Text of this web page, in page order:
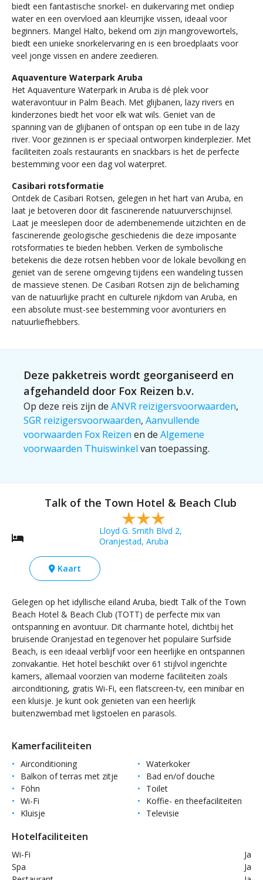
biedt een fantastische snorkel- en duikervaring met ondiep
water en een overvloed aan kleurrijke vissen, ideaal voor
beginners. Mangel Halto, bekend om zijn mangrovewortels,
biedt een unieke snorkelervaring en is een broedplaats voor
veel jonge vissen en andere zeedieren.
Aquaventure Waterpark Aruba
Het Aquaventure Waterpark in Aruba is dé plek voor
wateravontuur in Palm Beach. Met glijbanen, lazy rivers en
kinderzones biedt het voor elk wat wils. Geniet van de
spanning van de glijbanen of ontspan op een tube in de lazy
river. Voor gezinnen is er speciaal ontworpen kinderplezier. Met
faciliteiten zoals restaurants en snackbars is het de perfecte
bestemming voor een dag vol waterpret.
Casibari rotsformatie
Ontdek de Casibari Rotsen, gelegen in het hart van Aruba, en
laat je betoveren door dit fascinerende natuurverschijnsel.
Laat je meeslepen door de adembenemende uitzichten en de
fascinerende geologische geschiedenis die deze imposante
rotsformaties te bieden hebben. Verken de symbolische
betekenis die deze rotsen hebben voor de lokale bevolking en
geniet van de serene omgeving tijdens een wandeling tussen
de massieve stenen. De Casibari Rotsen zijn de belichaming
van de natuurlijke pracht en culturele rijkdom van Aruba, en
een absolute must-see bestemming voor avonturiers en
natuurliefhebbers.
Deze pakketreis wordt georganiseerd en
afgehandeld door Fox Reizen b.v.
Op deze reis zijn de ANVR reizigersvoorwaarden,
SGR reizigersvoorwaarden, Aanvullende
voorwaarden Fox Reizen en de Algemene
voorwaarden Thuiswinkel van toepassing.
Talk of the Town Hotel & Beach Club
Lloyd G. Smith Blvd 2,
Oranjestad, Aruba
Kaart
Gelegen op het idyllische eiland Aruba, biedt Talk of the Town
Beach Hotel & Beach Club (TOTT) de perfecte mix van
ontspanning en avontuur. Dit charmante hotel, dichtbij het
bruisende Oranjestad en tegenover het populaire Surfside
Beach, is een ideaal verblijf voor een heerlijke en ontspannen
zonvakantie. Het hotel beschikt over 61 stijlvol ingerichte
kamers, allemaal voorzien van moderne faciliteiten zoals
airconditioning, gratis Wi-Fi, een flatscreen-tv, een minibar en
een kluisje. Je kunt ook genieten van een heerlijk
buitenzwembad met ligstoelen en parasols.
Kamerfaciliteiten
Airconditioning
Waterkoker
Balkon of terras met zitje
Bad en/of douche
Föhn
Toilet
Wi-Fi
Koffie- en theefaciliteiten
Kluisje
Televisie
Hotelfaciliteiten
Wi-Fi
Ja
Spa
Ja